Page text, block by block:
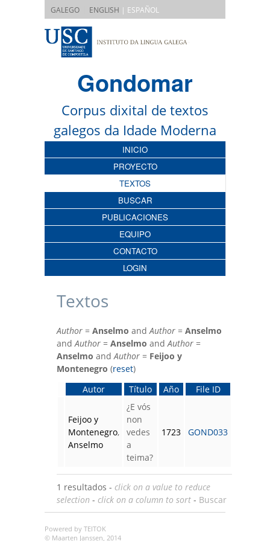
GALEGO ENGLISH | ESPAÑOL
Gondomar
Corpus dixital de textos
galegos da Idade Moderna
INICIO
PROYECTO
TEXTOS
BUSCAR
PUBLICACIONES
EQUIPO
CONTACTO
LOGIN
Textos
Author = Anselmo andAuthor = Anselmo
andAuthor = Anselmo andAuthor =
Anselmo andAuthor = Feijoo y
Montenegro (reset)
Autor
Título Año File ID
Feijoo y
Montenegro,
Anselmo
¿E vós
non
vedes
a
teima?
1723 GOND033
1 resultados - click on a value to reduce
selection - click on a column to sort - Buscar
Powered by TEITOK
© Maarten Janssen, 2014